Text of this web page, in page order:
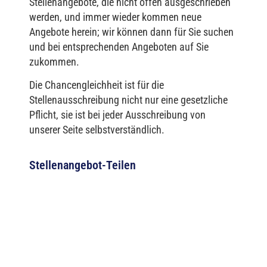
werden, und immer wieder kommen neue
Angebote herein; wir können dann für Sie suchen
und bei entsprechenden Angeboten auf Sie
zukommen.
Die Chancengleichheit ist für die
Stellenausschreibung nicht nur eine gesetzliche
Pflicht, sie ist bei jeder Ausschreibung von
unserer Seite selbstverständlich.
Stellenangebot-Teilen